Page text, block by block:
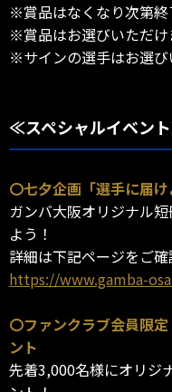
※賞品はなくなり次第終
※賞品はお選びいただけ
※サインの選手はお選
≪スペシャルイベン
〇七夕企画「選手に届け
ガンバ大阪オリジナル
よう！
詳細は下記ページをご確
https://www.gamba-
〇ファンクラブ会員限
ント
先着3,000名様にオリジ